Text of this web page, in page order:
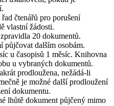
čtenářů pro porušení
vlastní žádosti.
20 dokumentů.
půjčovat dalším osobám.
u časopisů 1 měsíc. Knihovna
u vybraných dokumentů.
prodloužena, nežádá-li
je možné další prodloužení
dokumentu.
lhůtě dokument půjčený mimo